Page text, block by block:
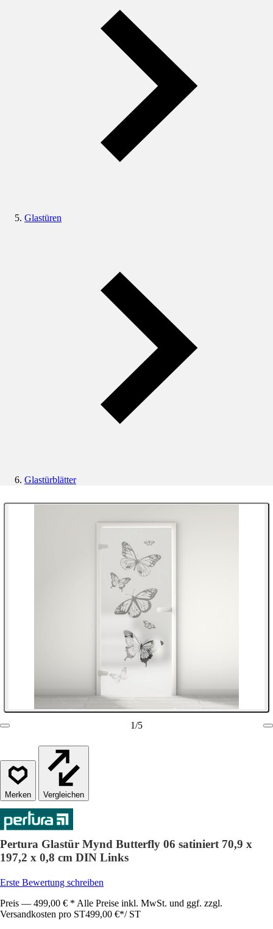
Glastüren
Glastürblätter
1/5
Vergleichen
Pertura Glastür Mynd Butterfly 06 satiniert 70,9 x
197,2 x 0,8 cm DIN Links
Erste Bewertung schreiben
Preis — 499,00 € * Alle Preise inkl. MwSt. und ggf. zzgl.
Versandkosten pro ST499,00 €*/ ST